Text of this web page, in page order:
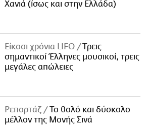
Χανιά (ίσως και στην Ελλάδα)
Είκοσι χρόνια LIFO
Tρεις
σημαντικοί Έλληνες μουσικοί, τρεις
μεγάλες απώλειες
Ρεπορτάζ
Το θολό και δύσκολο
μέλλον της Μονής Σινά